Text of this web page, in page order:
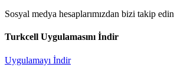
Sosyal medya hesaplarımızdan bizi takip
Turkcell Uygulamasını İndir
Uygulamayı İndir